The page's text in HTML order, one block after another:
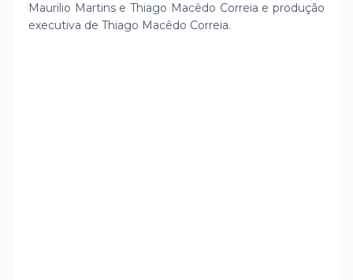
Maurilio Martins e Thiago Macêdo Correia e produção
executiva de Thiago Macêdo Correia.